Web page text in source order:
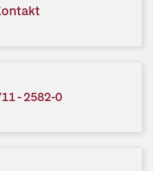
- 2582-0